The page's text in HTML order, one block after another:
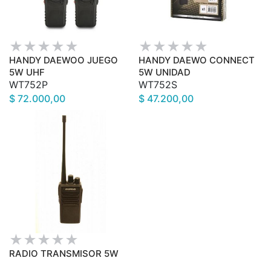
HANDY DAEWOO JUEGO
5W UHF
WT752P
$ 72.000,00
HANDY DAEWO CONNECT
5W UNIDAD
WT752S
$ 47.200,00
RADIO TRANSMISOR 5W